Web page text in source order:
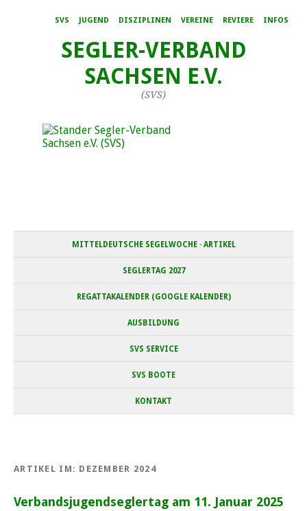
SVS JUGEND DISZIPLINEN VEREINE REVIERE INFOS
SEGLER-VERBAND
SACHSEN E.V.
(SVS)
MITTELDEUTSCHE SEGELWOCHE · ARTIKEL
SEGLERTAG 2027
REGATTAKALENDER (GOOGLE KALENDER)
AUSBILDUNG
SVS SERVICE
SVS BOOTE
KONTAKT
ARTIKEL IM: DEZEMBER 2024
Verbands­jugend­segler­tag am 11. Januar 2025